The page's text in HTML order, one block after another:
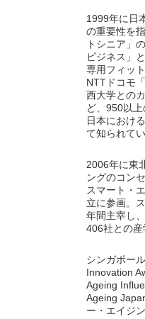
1999年に日
の重要性を
トシニア」
ビジネス」
専用フィッ
NTTドコモ
西大学との
ど、950以上
日本におけ
て知られてい
2006年に東
ングのコン
スマート・
立に参画。
年間主宰し
406社との産
シンガポー
Innovation
Ageing
Ageing
ー・エイジ